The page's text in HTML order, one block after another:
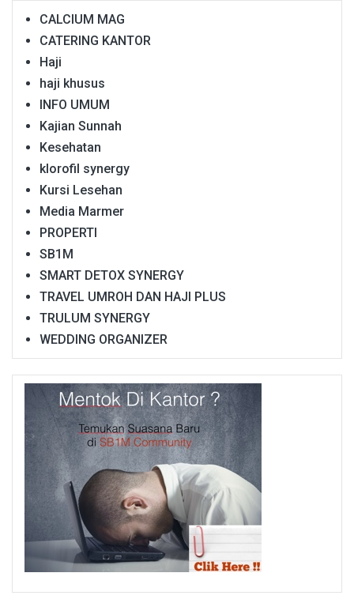
CALCIUM MAG
CATERING KANTOR
Haji
haji khusus
INFO UMUM
Kajian Sunnah
Kesehatan
klorofil synergy
Kursi Lesehan
Media Marmer
PROPERTI
SB1M
SMART DETOX SYNERGY
TRAVEL UMROH DAN HAJI PLUS
TRULUM SYNERGY
WEDDING ORGANIZER